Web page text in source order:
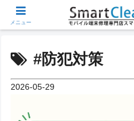
#防犯対策
2026-05-29
メニュー